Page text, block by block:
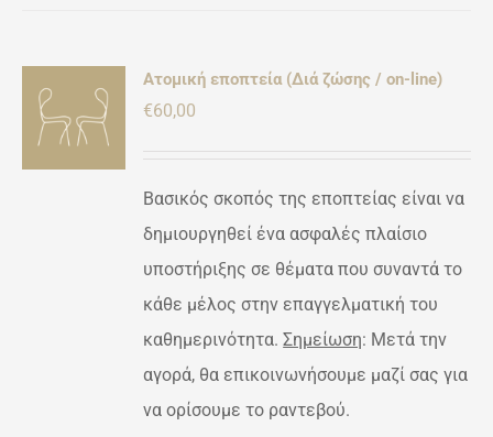
Ατομική εποπτεία (Διά ζώσης / on-line)
€60,00
Βασικός σκοπός της εποπτείας είναι να
δημιουργηθεί ένα ασφαλές πλαίσιο
υποστήριξης σε θέματα που συναντά το
κάθε μέλος στην επαγγελματική του
καθημερινότητα.Σημείωση: Μετά την
αγορά, θα επικοινωνήσουμε μαζί σας για
να ορίσουμε το ραντεβού.